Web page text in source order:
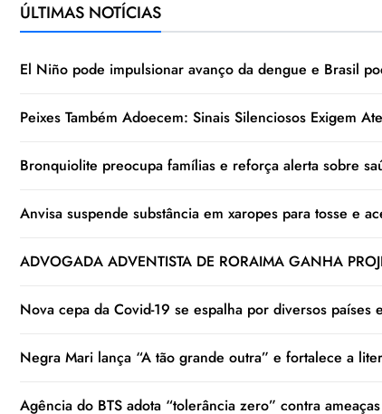
ÚLTIMAS NOTÍCIAS
El Niño pode impulsionar avanço da dengue e Brasil
Peixes Também Adoecem: Sinais Silenciosos Exigem
Bronquiolite preocupa famílias e reforça alerta sobre
Anvisa suspende substância em xaropes para tosse e
ADVOGADA ADVENTISTA DE RORAIMA GANHA
Nova cepa da Covid-19 se espalha por diversos
Negra Mari lança “A tão grande outra” e fortalece a
Agência do BTS adota “tolerância zero” contra